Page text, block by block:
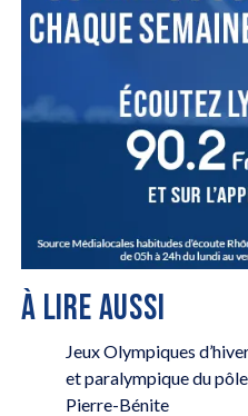
À LIRE AUSSI
Jeux Olympiques
et paralympique du
Pierre-Bénite